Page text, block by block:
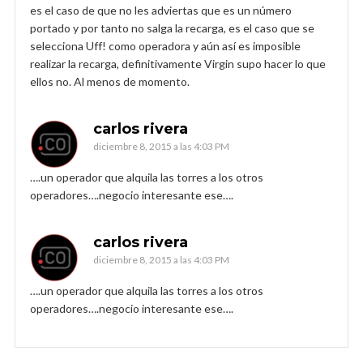
es el caso de que no les adviertas que es un número
portado y por tanto no salga la recarga, es el caso que se
selecciona Uff! como operadora y aún así es imposible
realizar la recarga, definitivamente Virgin supo hacer lo que
ellos no. Al menos de momento.
carlos rivera
diciembre 8, 2015 a las 4:03 PM
….un operador que alquila las torres a los otros
operadores….negocio interesante ese….
carlos rivera
diciembre 8, 2015 a las 4:03 PM
….un operador que alquila las torres a los otros
operadores….negocio interesante ese….